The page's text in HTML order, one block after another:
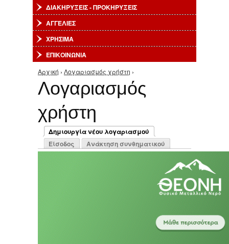
ΔΙΑΚΗΡΥΞΕΙΣ - ΠΡΟΚΗΡΥΞΕΙΣ
ΑΓΓΕΛΙΕΣ
ΧΡΗΣΙΜΑ
ΕΠΙΚΟΙΝΩΝΙΑ
Είστε εδώ
Αρχική › Λογαριασμός χρήστη ›
Λογαριασμός
χρήστη
Πρωτεύουσες καρτέλες
Δημιουργία νέου λογαριασμού
(ενεργή καρτέλα)
Είσοδος Ανάκτηση συνθηματικού